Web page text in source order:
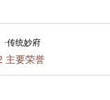
·传统妙府
主要荣誉